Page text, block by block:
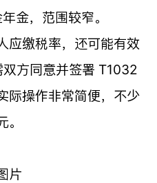
金，范围较窄。
应缴税率，还可能有效
方同意并签署 T1032
际操作非常简便，不少
片